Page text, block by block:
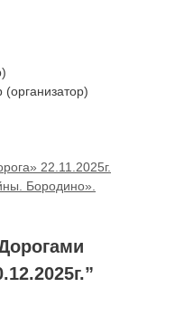
22.11.2025г.
Бородино».